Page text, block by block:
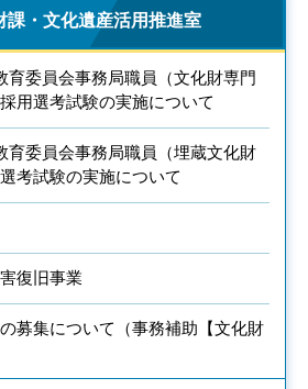
課・文化遺産活用推進室
育委員会事務局職員（文化財専門
用選考試験の実施について
育委員会事務局職員（埋蔵文化財
考試験の実施について
復旧事業
募集について（事務補助【文化財